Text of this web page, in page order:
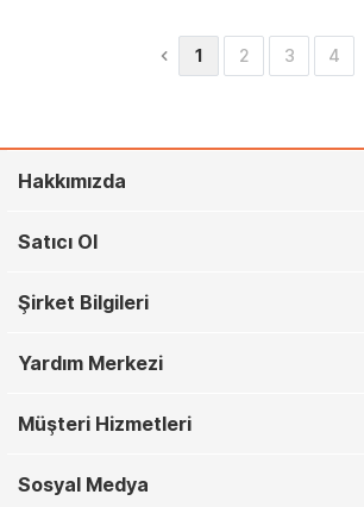
1 2 3 4
Hakkımızda
Satıcı Ol
Şirket Bilgileri
Yardım Merkezi
Müşteri Hizmetleri
Sosyal Medya